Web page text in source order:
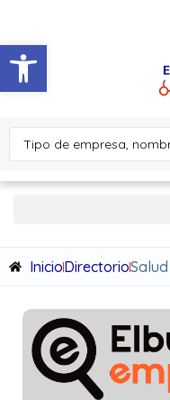
Abrir barra de
InicioDirectorio